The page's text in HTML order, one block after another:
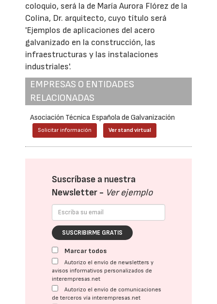
coloquio, será la de María Aurora Flórez de la
Colina, Dr. arquitecto, cuyo título será
'Ejemplos de aplicaciones del acero
galvanizado en la construcción, las
infraestructuras y las instalaciones
industriales'.
EMPRESAS O ENTIDADES
RELACIONADAS
Asociación Técnica Española de Galvanización
Solicitar información Ver stand virtual
Suscríbase a nuestra
Newsletter - Ver ejemplo
SUSCRIBIRME GRATIS
Marcar todos
Autorizo el envío de newsletters y
avisos informativos personalizados de
interempresas.net
Autorizo el envío de comunicaciones
de terceros vía interempresas.net